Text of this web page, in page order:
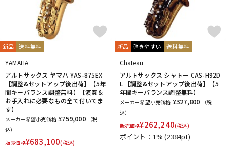
新品 送料無料
YAMAHA
アルトサックス ヤマハ YAS-875EX
【調整&セットアップ後出荷】【5年
間キーバランス調整無料】【演奏＆
お手入れに必要なもの全て付いてま
す】
メーカー希望小売価格 ¥759,000
（税
込）
販売価格¥683,100(税込)
新品 弾きやすい 送料無料
Chateau
アルトサックス シャトー CAS-H92D
L 【調整&セットアップ後出荷】【5
年間キーバランス調整無料】
メーカー希望小売価格 ¥327,800
（税
込）
販売価格¥262,240(税込)
ポイント：1%(2384pt)